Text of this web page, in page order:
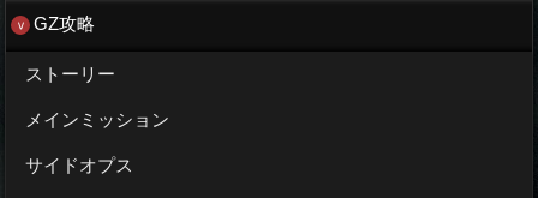
GZ攻略
ストーリー
メインミッション
サイドオプス